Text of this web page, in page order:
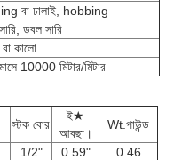
বা ঢালাই, hobbing
ডবল সারি
বা কালো
10000 মিটার/মিটার
স্টক বোর
ই★
আবছা।
Wt.পাউন্ড
1/2" 0.59"
0.46